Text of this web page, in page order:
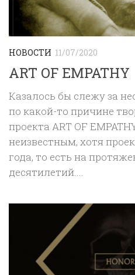
НОВОСТИ 11/07/2020
ART OF EMPATHY
Казалось бы слежу за
по какой-то причине
проекта ART OF
неизвестным, хотя
года, то есть на
десятилетий....